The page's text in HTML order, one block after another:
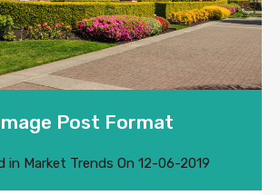
Post Format
in Market Trends On 12-06-2019